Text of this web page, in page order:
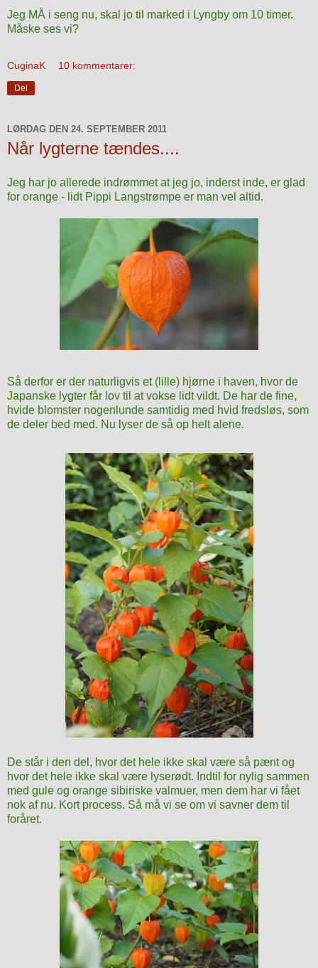
Jeg MÅ i seng nu, skal jo til marked i Lyngby om 10 timer.
Måske ses vi?
CuginaK 10 kommentarer:
Del
LØRDAG DEN 24. SEPTEMBER 2011
Når lygterne tændes....
Jeg har jo allerede indrømmet at jeg jo, inderst inde, er glad
for orange - lidt Pippi Langstrømpe er man vel altid.
Så derfor er der naturligvis et (lille) hjørne i haven, hvor de
Japanske lygter får lov til at vokse lidt vildt. De har de fine,
hvide blomster nogenlunde samtidig med hvid fredsløs, som
de deler bed med. Nu lyser de så op helt alene.
De står i den del, hvor det hele ikke skal være så pænt og
hvor det hele ikke skal være lyserødt. Indtil for nylig sammen
med gule og orange sibiriske valmuer, men dem har vi fået
nok af nu. Kort process. Så må vi se om vi savner dem til
foråret.